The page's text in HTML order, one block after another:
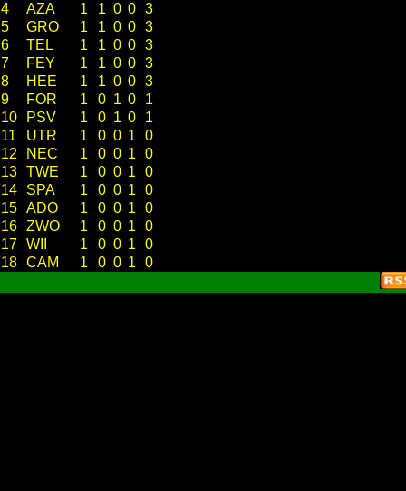
4
AZA 1 1 0 0 3
5
GRO 1 1 0 0 3
6
TEL 1 1 0 0 3
7
FEY 1 1 0 0 3
8
HEE 1 1 0 0 3
9
FOR 1 0 1 0
1
10
PSV 1 0 1 0
1
11
UTR 1 0 0 1
0
12
NEC 1 0 0 1
0
13 TWE 1 0 0 1
0
14
SPA 1 0 0 1
0
15 ADO 1 0 0 1
0
16 ZWO 1 0 0 1
0
17 WII 1 0 0 1
0
18 CAM 1 0 0 1 0